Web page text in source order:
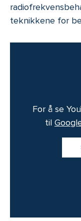
teknikkene for
For å se
til